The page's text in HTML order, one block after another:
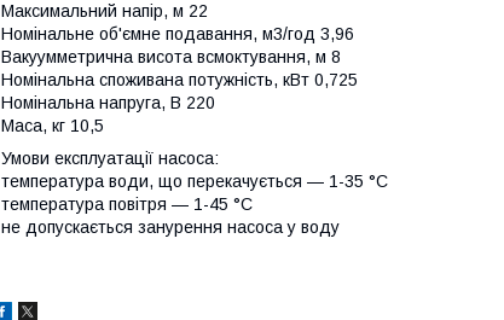
Максимальний напір, м 22
Номінальне об'ємне подавання, м3/год 3,96
Вакуумметрична висота всмоктування, м 8
Номінальна споживана потужність, кВт 0,725
Номінальна напруга, В 220
Маса, кг 10,5
Умови експлуатації насоса:
температура води, що перекачується — 1-35 °C
температура повітря — 1-45 °C
не допускається занурення насоса у воду